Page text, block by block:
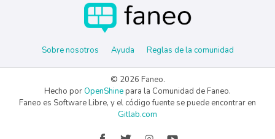
Sobre nosotros Ayuda Reglas de la comunidad
© 2026 Faneo.
Hecho porOpenShine para la Comunidad de Faneo.
Faneo es Software Libre, y el código fuente se puede encontrar en
Gitlab.com